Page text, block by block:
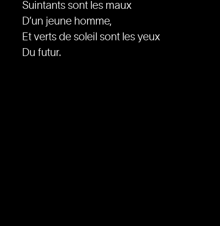
Suintants sont les maux
D’un jeune homme,
Et verts de soleil sont les yeux
Du futur.